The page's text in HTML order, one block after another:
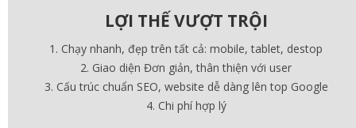
LỢI THẾ VƯỢT TRỘI
Chạy nhanh, đẹp trên tất cả: mobile, tablet, destop
Giao diện Đơn giản, thân thiện với user
Cấu trúc chuẩn SEO, website dễ dàng lên top Google
Chi phí hợp lý